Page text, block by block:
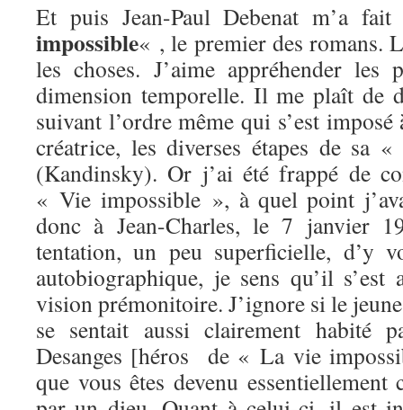
Et puis Jean-Paul Debenat m’a
impossible« , le premier des romans.
les choses. J’aime appréhender les
dimension temporelle. Il me plaît de
suivant l’ordre même qui s’est
créatrice, les diverses étapes de sa
(Kandinsky). Or j’ai été frappé de
« Vie impossible », à quel point
donc à Jean-Charles, le 7 janvier
tentation, un peu superficielle, d’y
autobiographique, je sens qu’il
vision prémonitoire. J’ignore si le
se sentait aussi clairement habité
Desanges [héros de « La vie
que vous êtes devenu